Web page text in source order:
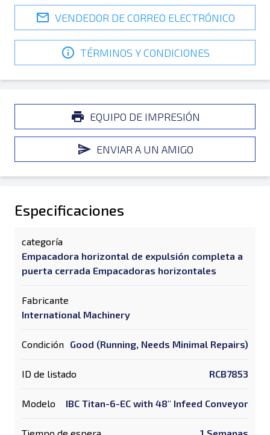
VENDEDOR DE CORREO ELECTRÓNICO
TÉRMINOS Y CONDICIONES
EQUIPO DE IMPRESIÓN
ENVIAR A UN AMIGO
Especificaciones
categoría
Empacadora horizontal de expulsión completa a
puerta cerrada Empacadoras horizontales
Fabricante
International Machinery
Condición Good (Running, Needs Minimal Repairs)
ID de listado RCB7853
Modelo IBC Titan-6-EC with 48" Infeed Conveyor